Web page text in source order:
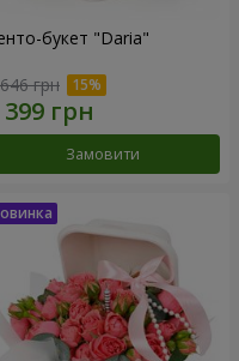
букет "Daria"
грн
Замовити